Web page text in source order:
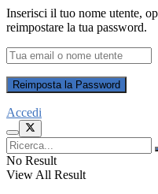
Inserisci il tuo nome utente,
reimpostare la tua password.
Accedi
No Result
View All Result